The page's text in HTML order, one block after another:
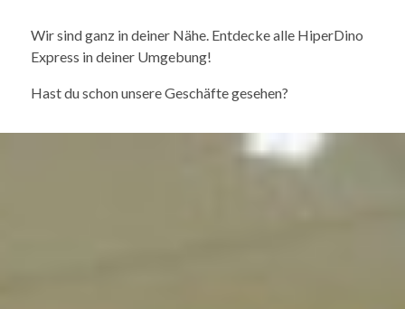
Wir sind ganz in deiner Nähe. Entdecke alle HiperDino
Express in deiner Umgebung!
Hast du schon unsere Geschäfte gesehen?